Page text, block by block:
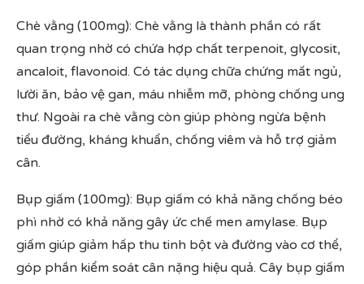
Chè vằng (100mg): Chè vằng là thành phần có rất
quan trọng nhờ có chứa hợp chất terpenoit, glycosit,
ancaloit, flavonoid. Có tác dụng chữa chứng mất ngủ,
lười ăn, bảo vệ gan, máu nhiễm mỡ, phòng chống ung
thư. Ngoài ra chè vằng còn giúp phòng ngừa bệnh
tiểu đường, kháng khuẩn, chống viêm và hỗ trợ giảm
cân.
Bụp giấm (100mg): Bụp giấm có khả năng chống béo
phì nhờ có khả năng gây ức chế men amylase. Bụp
giấm giúp giảm hấp thu tinh bột và đường vào cơ thể,
góp phần kiểm soát cân nặng hiệu quả. Cây bụp giấm